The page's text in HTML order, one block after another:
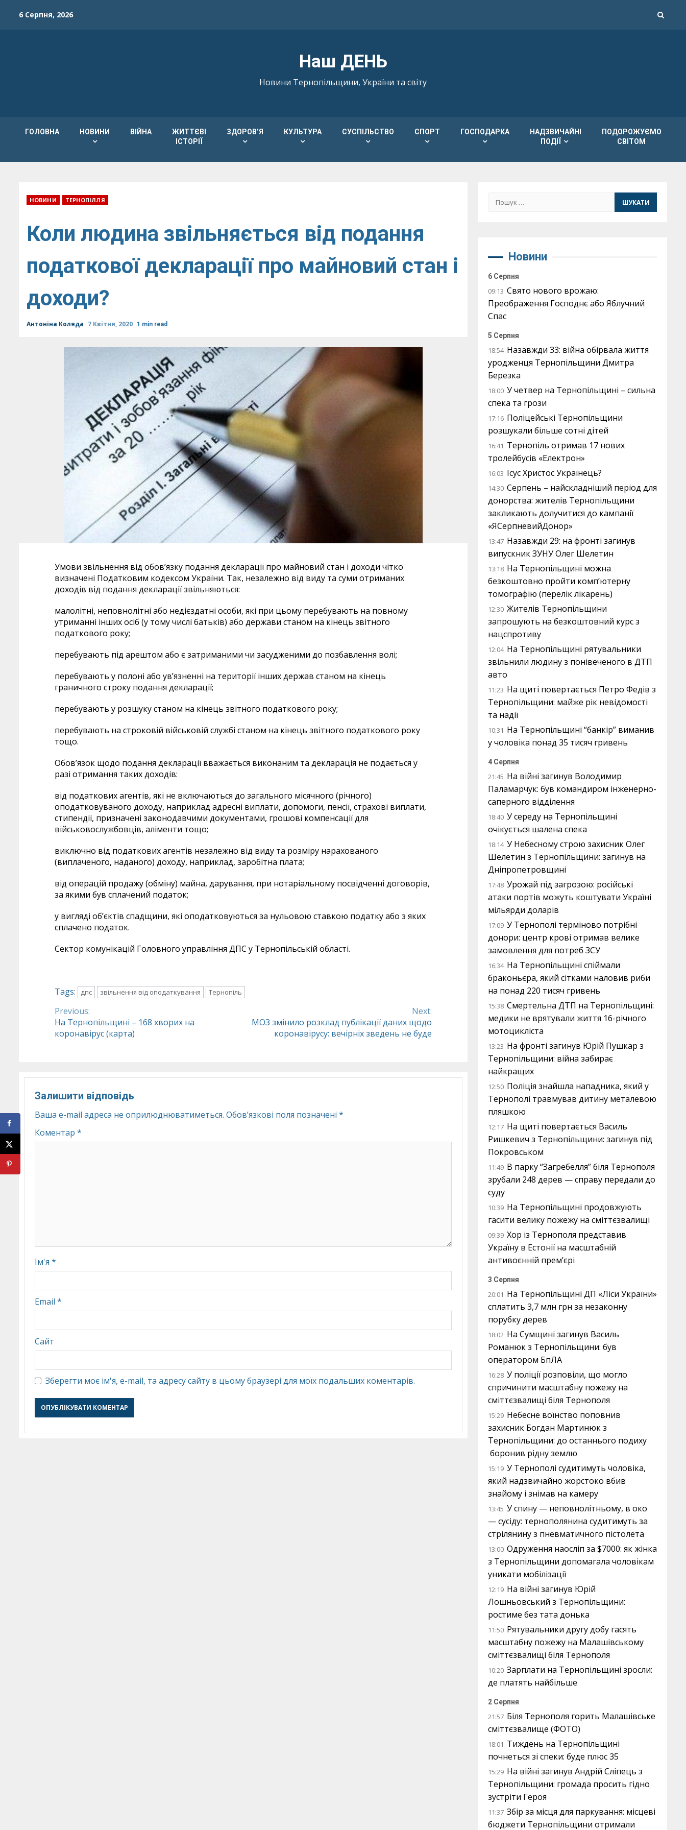
6 Серпня, 2026
Наш ДЕНЬ
Новини Тернопільщини, України та світу
ГОЛОВНА НОВИНИ ВІЙНА
ЖИТТЄВІ
ІСТОРІЇ
ЗДОРОВ’Я КУЛЬТУРА СУСПІЛЬСТВО СПОРТ ГОСПОДАРКА
НАДЗВИЧАЙНІ
ПОДІЇ
ПОДОРОЖУЄМО
СВІТОМ
НОВИНИ ТЕРНОПІЛЛЯ
Коли людина звільняється від подання
податкової декларації про майновий стан і
доходи?
Антоніна Коляда 7 Квітня, 2020 1 min read
Умови звільнення від обов’язку подання декларації про майновий стан і доходи чітко
визначені Податковим кодексом України. Так, незалежно від виду та суми отриманих
доходів від подання декларації звільняються:
малолітні, неповнолітні або недієздатні особи, які при цьому перебувають на повному
утриманні інших осіб (у тому числі батьків) або держави станом на кінець звітного
податкового року;
перебувають під арештом або є затриманими чи засудженими до позбавлення волі;
перебувають у полоні або ув’язненні на території інших держав станом на кінець
граничного строку подання декларації;
перебувають у розшуку станом на кінець звітного податкового року;
перебувають на строковій військовій службі станом на кінець звітного податкового року
тощо.
Обов’язок щодо подання декларації вважається виконаним та декларація не подається у
разі отримання таких доходів:
від податкових агентів, які не включаються до загального місячного (річного)
оподатковуваного доходу, наприклад адресні виплати, допомоги, пенсії, страхові виплати,
стипендії, призначені законодавчими документами, грошові компенсації для
військовослужбовців, аліменти тощо;
виключно від податкових агентів незалежно від виду та розміру нарахованого
(виплаченого, наданого) доходу, наприклад, заробітна плата;
від операцій продажу (обміну) майна, дарування, при нотаріальному посвідченні договорів,
за якими був сплачений податок;
у вигляді об’єктів спадщини, які оподатковуються за нульовою ставкою податку або з яких
сплачено податок.
Сектор комунікацій Головного управління ДПС у Тернопільській області.
Tags: дпс звільнення від оподаткування Тернопіль
Continue
Reading
Previous:
На Тернопільщині – 168 хворих на
коронавірус (карта)
Next:
МОЗ змінило розклад публікації даних щодо
коронавірусу: вечірніх зведень не буде
Залишити відповідь
Ваша e-mail адреса не оприлюднюватиметься. Обов’язкові поля позначені *
Коментар *
Ім'я *
Email *
Сайт
Зберегти моє ім'я, e-mail, та адресу сайту в цьому браузері для моїх подальших коментарів.
Пошук:
Новини
6 Серпня
09:13 Свято нового врожаю:
Преображення Господнє або Яблучний
Спас
5 Серпня
18:54 Назавжди 33: війна обірвала життя
уродженця Тернопільщини Дмитра
Березка
18:00 У четвер на Тернопільщині – сильна
спека та грози
17:16 Поліцейські Тернопільщини
розшукали більше сотні дітей
16:41 Тернопіль отримав 17 нових
тролейбусів «Електрон»
16:03 Ісус Христос Українець?
14:30 Серпень – найскладніший період для
донорства: жителів Тернопільщини
закликають долучитися до кампанії
«ЯСерпневийДонор»
13:47 Назавжди 29: на фронті загинув
випускник ЗУНУ Олег Шелетин
13:18 На Тернопільщині можна
безкоштовно пройти комп’ютерну
томографію (перелік лікарень)
12:30 Жителів Тернопільщини
запрошують на безкоштовний курс з
нацспротиву
12:04 На Тернопільщині рятувальники
звільнили людину з понівеченого в ДТП
авто
11:23 На щиті повертається Петро Федів з
Тернопільщини: майже рік невідомості
та надії
10:31 На Тернопільщині “банкір” виманив
у чоловіка понад 35 тисяч гривень
4 Серпня
21:45 На війні загинув Володимир
Паламарчук: був командиром інженерно-
саперного відділення
18:40 У середу на Тернопільщині
очікується шалена спека
18:14 У Небесному строю захисник Олег
Шелетин з Тернопільщини: загинув на
Дніпропетровщині
17:48 Урожай під загрозою: російські
атаки портів можуть коштувати Україні
мільярди доларів
17:09 У Тернополі терміново потрібні
донори: центр крові отримав велике
замовлення для потреб ЗСУ
16:34 На Тернопільщині спіймали
браконьєра, який сітками наловив риби
на понад 220 тисяч гривень
15:38 Смертельна ДТП на Тернопільщині:
медики не врятували життя 16-річного
мотоцикліста
13:23 На фронті загинув Юрій Пушкар з
Тернопільщини: війна забирає
найкращих
12:50 Поліція знайшла нападника, який у
Тернополі травмував дитину металевою
пляшкою
12:17 На щиті повертається Василь
Ришкевич з Тернопільщини: загинув під
Покровськом
11:49 В парку “Загребелля” біля Тернополя
зрубали 248 дерев — справу передали до
суду
10:39 На Тернопільщині продовжують
гасити велику пожежу на сміттєзвалищі
09:39 Хор із Тернополя представив
Україну в Естонії на масштабній
антивоєнній прем’єрі
3 Серпня
20:01 На Тернопільщині ДП «Ліси України»
сплатить 3,7 млн грн за незаконну
порубку дерев
18:02 На Сумщині загинув Василь
Романюк з Тернопільщини: був
оператором БпЛА
16:28 У поліції розповіли, що могло
спричинити масштабну пожежу на
сміттєзвалищі біля Тернополя
15:29 Небесне воїнство поповнив
захисник Богдан Мартинюк з
Тернопільщини: до останнього подиху
боронив рідну землю
15:19 У Тернополі судитимуть чоловіка,
який надзвичайно жорстоко вбив
знайому і знімав на камеру
13:45 У спину — неповнолітньому, в око
— сусіду: тернополянина судитимуть за
стрілянину з пневматичного пістолета
13:00 Одруження наосліп за $7000: як жінка
з Тернопільщини допомагала чоловікам
уникати мобілізації
12:19 На війні загинув Юрій
Лошньовський з Тернопільщини:
ростиме без тата донька
11:50 Рятувальники другу добу гасять
масштабну пожежу на Малашівському
сміттєзвалищі біля Тернополя
10:20 Зарплати на Тернопільщині зросли:
де платять найбільше
2 Серпня
21:57 Біля Тернополя горить Малашівське
сміттєзвалище (ФОТО)
18:01 Тиждень на Тернопільщині
почнеться зі спеки: буде плюс 35
15:29 На війні загинув Андрій Сліпець з
Тернопільщини: громада просить гідно
зустріти Героя
11:37 Збір за місця для паркування: місцеві
бюджети Тернопільщини отримали